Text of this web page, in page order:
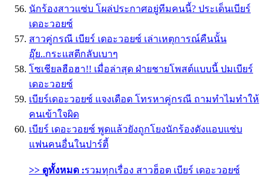
นักร้องสาวแซ่บ โผล่ประกาศอยู่ทีมคนนี้? ประเด็นเบียร์
เดอะวอยซ์
สาวคู่กรณี เบียร์ เดอะวอยซ์ เล่าเหตุการณ์คืนนั้น
อุ๊ย..กระแสตีกลับเบาๆ
โซเชียลฮือฮา!! เมื่อล่าสุด ฝ่ายชายโพสต์แบบนี้ ปมเบียร์
เดอะวอยซ์
เบียร์เดอะวอยซ์ แจงเดือด โทรหาคู่กรณี ถามทำไมทำให้
คนเข้าใจผิด
เบียร์ เดอะวอยซ์ พูดแล้วยังถูกโยงนักร้องดังแอบแซ่บ
แฟนคนอื่นในปาร์ตี้
>> ดูทั้งหมด :รวมทุกเรื่อง สาวฮ็อต เบียร์ เดอะวอยซ์